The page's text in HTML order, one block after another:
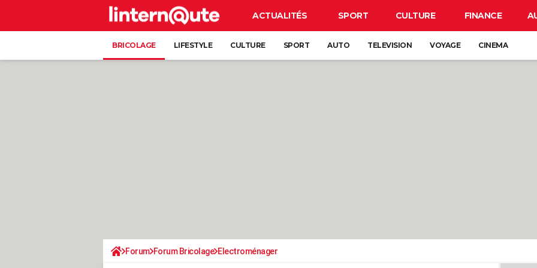
ACTUALITÉS SPORT CULTURE FINANCE
BRICOLAGE LIFESTYLE CULTURE SPORT AUTO TELEVISION VOYAGE CINEMA
Forum Forum Bricolage Electroménager